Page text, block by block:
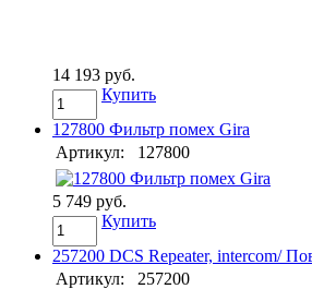
14 193 руб.
Купить
127800 Фильтр помех Gira
Артикул:
127800
5 749 руб.
Купить
257200 DCS Repeater, intercom/
Артикул:
257200